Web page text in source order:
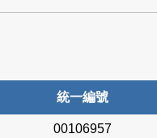
統一編號
00106957